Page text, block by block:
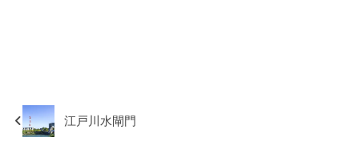
江戸川水閘門